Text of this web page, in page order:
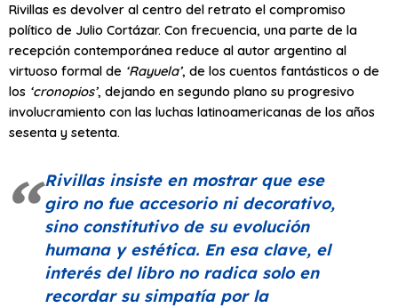
Rivillas es devolver al centro del retrato el compromiso
político de Julio Cortázar. Con frecuencia, una parte de la
recepción contemporánea reduce al autor argentino al
virtuoso formal de ‘Rayuela’, de los cuentos fantásticos o de
los ‘cronopios’, dejando en segundo plano su progresivo
involucramiento con las luchas latinoamericanas de los años
sesenta y setenta.
Rivillas insiste en mostrar que ese
giro no fue accesorio ni decorativo,
sino constitutivo de su evolución
humana y estética. En esa clave, el
interés del libro no radica solo en
recordar su simpatía por la